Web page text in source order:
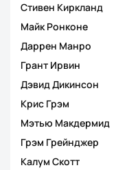
Стивен Киркланд
Майк Ронконе
Даррен Манро
Грант Ирвин
Дэвид Дикинсон
Крис Грэм
Мэтью Макдермид
Грэм Грейнджер
Калум Скотт